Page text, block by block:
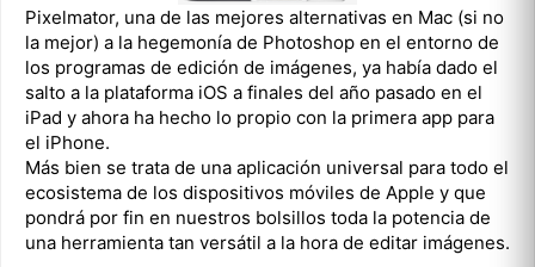
Pixelmator, una de las mejores alternativas en Mac (si no
la mejor) a la hegemonía de Photoshop en el entorno de
los programas de edición de imágenes, ya había dado el
salto a la plataforma iOS a finales del año pasado en el
iPad y ahora ha hecho lo propio con la primera app para
el iPhone.
Más bien se trata de una aplicación universal para todo el
ecosistema de los dispositivos móviles de Apple y que
pondrá por fin en nuestros bolsillos toda la potencia de
una herramienta tan versátil a la hora de editar imágenes.